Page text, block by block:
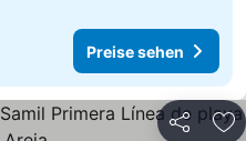
Preise sehen
Teilen